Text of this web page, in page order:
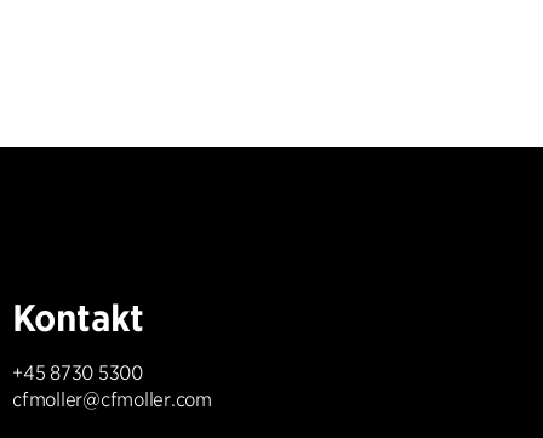
Kontakt
+45 8730 5300
cfmoller@cfmoller.com